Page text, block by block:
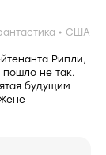
США
Рипли,
пошло не так.
будущим